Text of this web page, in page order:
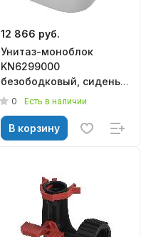
12 866 руб.
Унитаз-моноблок
KN6299000
безободковый, сиденье
дюропласт м/лифт,
0 Есть в наличии
В корзину